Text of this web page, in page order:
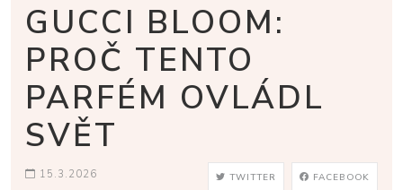
GUCCI BLOOM:
PROČ TENTO
PARFÉM OVLÁDL
SVĚT
15.3.2026 TWITTER FACEBOOK